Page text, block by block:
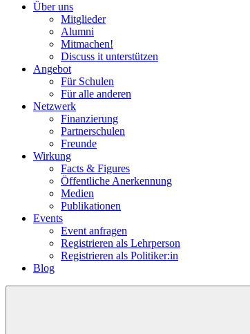
Über uns
Mitglieder
Alumni
Mitmachen!
Discuss it unterstützen
Angebot
Für Schulen
Für alle anderen
Netzwerk
Finanzierung
Partnerschulen
Freunde
Wirkung
Facts & Figures
Öffentliche Anerkennung
Medien
Publikationen
Events
Event anfragen
Registrieren als Lehrperson
Registrieren als Politiker:in
Blog